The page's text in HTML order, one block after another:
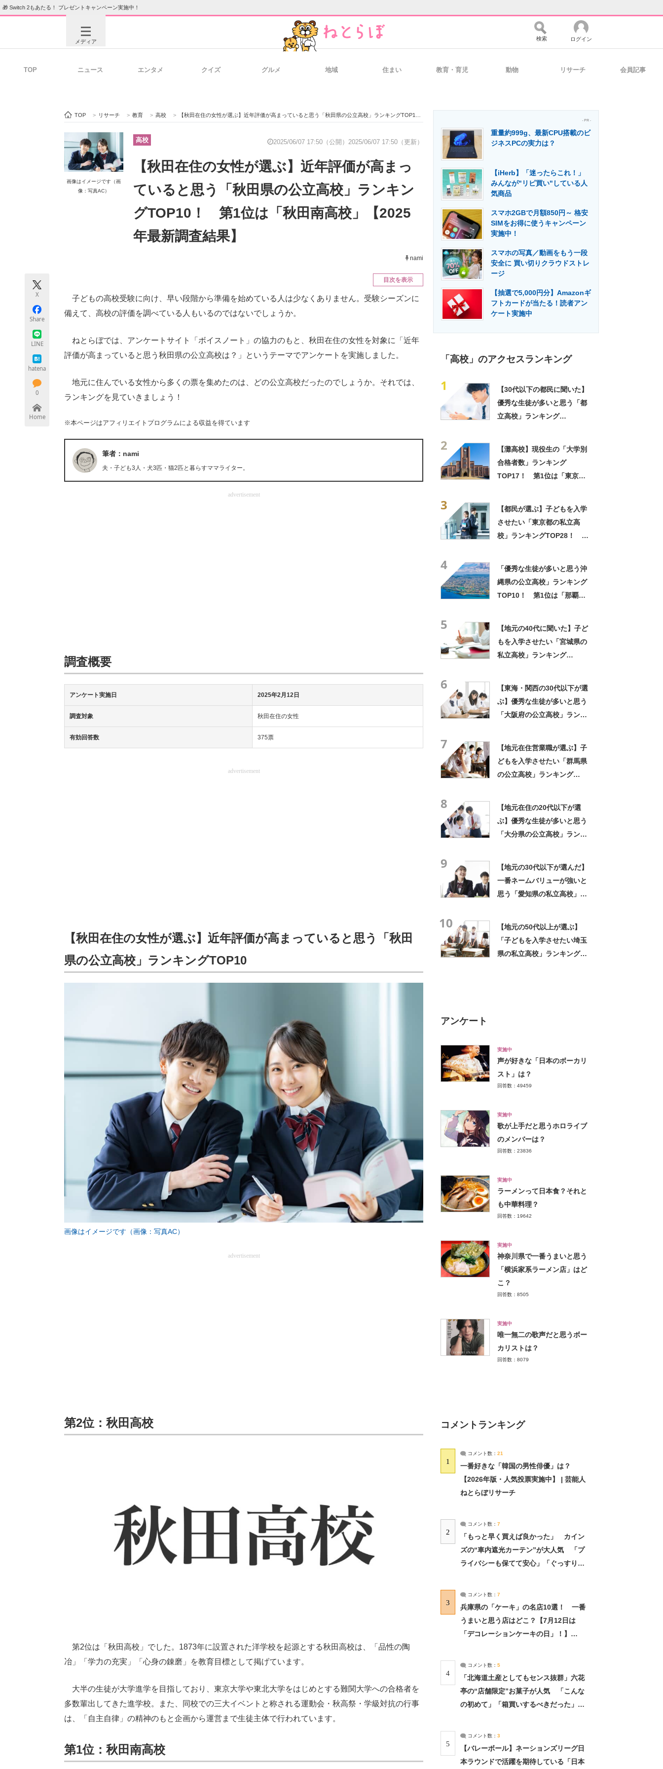
🎁 Switch 2もあたる！ プレゼントキャンペーン実施中！
メディア
ビジネスと働き方のヒント 経営リーダーのコミュニティ マーケ×ITの今がよく分かる
ITエンジニア向け専門サイト IT製品の技術・比較・事例 製造業のIT導入・活用を支援
モノづくり技術者専門サイト エレクトロニクス専門サイト エネルギーの専門メディア 建設×テクノロジーの最前線
検索 ログイン
TOP ニュース エンタメ クイズ グルメ 地域 住まい 教育・育児 動物 リサーチ 会員記事
TOP > リサーチ > 教育 > 高校 > 【秋田在住の女性が選ぶ】近年評価が高まっていると思う「秋田県の公立高校」ランキングTOP10！ 第1位は「秋田南高校」【2025年最新調査結果】
画像はイメージです（画
像：写真AC）
高校 2025/06/07 17:50（公開） 2025/06/07 17:50（更新）
【秋田在住の女性が選ぶ】近年評価が高まっ
ていると思う「秋田県の公立高校」ランキン
グTOP10！ 第1位は「秋田南高校」【2025
年最新調査結果】
nami
X
Share
LINE
hatena
0
Home
目次を表示
子どもの高校受験に向け、早い段階から準備を始めている人は少なくありません。受験シーズンに
備えて、高校の評価を調べている人もいるのではないでしょうか。
ねとらぼでは、アンケートサイト「ボイスノート」の協力のもと、秋田在住の女性を対象に「近年
評価が高まっていると思う秋田県の公立高校は？」というテーマでアンケートを実施しました。
地元に住んでいる女性から多くの票を集めたのは、どの公立高校だったのでしょうか。それでは、
ランキングを見ていきましょう！
※本ページはアフィリエイトプログラムによる収益を得ています
筆者：nami
夫・子ども3人・犬3匹・猫2匹と暮らすママライター。
advertisement
調査概要
アンケート実施日 2025年2月12日
調査対象 秋田在住の女性
有効回答数 375票
advertisement
【秋田在住の女性が選ぶ】近年評価が高まっていると思う「秋田
県の公立高校」ランキングTOP10
画像はイメージです（画像：写真AC）
advertisement
第2位：秋田高校
第2位は「秋田高校」でした。1873年に設置された洋学校を起源とする秋田高校は、「品性の陶
冶」「学力の充実」「心身の錬磨」を教育目標として掲げています。
大半の生徒が大学進学を目指しており、東京大学や東北大学をはじめとする難関大学への合格者を
多数輩出してきた進学校。また、同校での三大イベントと称される運動会・秋高祭・学級対抗の行事
は、「自主自律」の精神のもと企画から運営まで生徒主体で行われています。
第1位：秋田南高校
- PR -
重量約999g、最新CPU搭載のビ
ジネスPCの実力は？
【iHerb】「迷ったらこれ！」
みんなが"リピ買い"している人
気商品
スマホ2GBで月額850円～ 格安
SIMをお得に使うキャンペーン
実施中！
スマホの写真／動画をもう一段
安全に 買い切りクラウドストレ
ージ
【抽選で5,000円分】Amazonギ
フトカードが当たる！読者アン
ケート実施中
「高校」のアクセスランキング
1
【30代以下の都民に聞いた】
優秀な生徒が多いと思う「都
立高校」ランキング
2
【灘高校】現役生の「大学別
合格者数」ランキング
TOP17！ 第1位は「東京大
3
【都民が選ぶ】子どもを入学
させたい「東京都の私立高
校」ランキングTOP28！ 第
4
「優秀な生徒が多いと思う沖
縄県の公立高校」ランキング
TOP10！ 第1位は「那覇国
5
【地元の40代に聞いた】子ど
もを入学させたい「宮城県の
私立高校」ランキング
6
【東海・関西の30代以下が選
ぶ】優秀な生徒が多いと思う
「大阪府の公立高校」ランキ
7
【地元在住営業職が選ぶ】子
どもを入学させたい「群馬県
の公立高校」ランキング
8
【地元在住の20代以下が選
ぶ】優秀な生徒が多いと思う
「大分県の公立高校」ランキ
9
【地元の30代以下が選んだ】
一番ネームバリューが強いと
思う「愛知県の私立高校」ラ
10
【地元の50代以上が選ぶ】
「子どもを入学させたい埼玉
県の私立高校」ランキング
アンケート
実施中
声が好きな「日本のボーカリ
スト」は？
回答数：49459
実施中
歌が上手だと思うホロライブ
のメンバーは？
回答数：23836
実施中
ラーメンって日本食？それと
も中華料理？
回答数：19642
実施中
神奈川県で一番うまいと思う
「横浜家系ラーメン店」はど
こ？
回答数：8505
実施中
唯一無二の歌声だと思うボー
カリストは？
回答数：8079
コメントランキング
1
コメント数： 21
一番好きな「韓国の男性俳優」は？
【2026年版・人気投票実施中】 | 芸能人
ねとらぼリサーチ
2
コメント数： 7
「もっと早く買えば良かった」 カイン
ズの“車内遮光カーテン”が大人気 「プ
ライバシーも保てて安心」「ぐっすり眠
3
コメント数： 7
兵庫県の「ケーキ」の名店10選！ 一番
うまいと思う店はどこ？【7月12日は
「デコレーションケーキの日」！】
4
コメント数： 5
「北海道土産としてもセンス抜群」六花
亭の“店舗限定”お菓子が人気 「こんな
の初めて」「箱買いするべきだった」
5
コメント数： 3
【バレーボール】ネーションズリーグ日
本ラウンドで活躍を期待している「日本